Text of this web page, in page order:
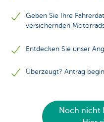
Geben Sie Ihre
versichernden
Entdecken Sie unser
Überzeugt? Antrag
Noch nicht